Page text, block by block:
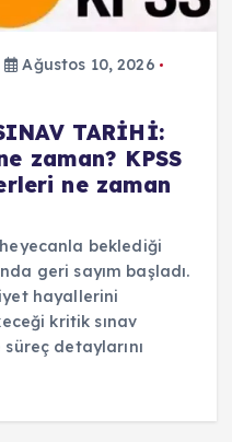
Ağustos 10, 2026
TARİHİ:
zaman? KPSS
ne zaman
beklediği
geri sayım başladı.
hayallerini
kritik sınav
detaylarını